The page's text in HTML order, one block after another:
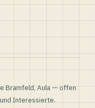
Bramfeld, Aula — offen
Interessierte.